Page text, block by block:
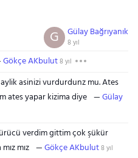
Gülay Bağrıyanık
8 yıl
G
Gökçe AKbulut8 yıl
asinizi vurdurdunz mu. Ates
ates yapar kizima diye
Gülay
verdim gittim çok şükür
mız
Gökçe AKbulut8 yıl